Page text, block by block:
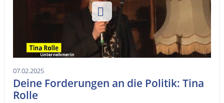
07.02.2025
Deine Forderungen an die Politik: Tina
Rolle